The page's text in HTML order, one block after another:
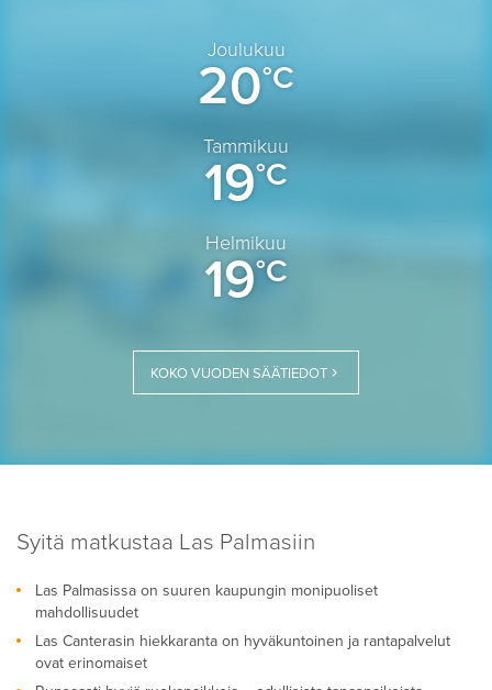
Joulukuu
20°C
Tammikuu
19°C
Helmikuu
19°C
KOKO VUODEN SÄÄTIEDOT
Syitä matkustaa Las Palmasiin
Las Palmasissa on suuren kaupungin monipuoliset
mahdollisuudet
Las Canterasin hiekkaranta on hyväkuntoinen ja rantapalvelut
ovat erinomaiset